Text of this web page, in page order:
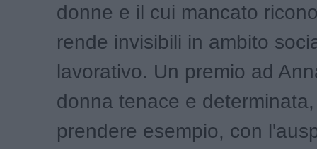
donne e il cui mancato
rende invisibili in ambito
lavorativo. Un premio ad
donna tenace e
prendere esempio, con